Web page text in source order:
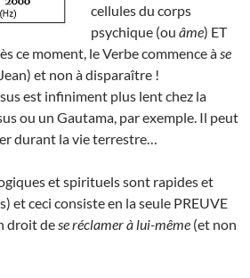
cellules du corps
psychique (ou âme) ET
ce moment, le Verbe commence à se
et non à disparaître !
est infiniment plus lent chez la
ou un Gautama, par exemple. Il peut
durant la vie terrestre…
et spirituels sont rapides et
et ceci consiste en la seule PREUVE
droit de se réclamer à lui-même (et non